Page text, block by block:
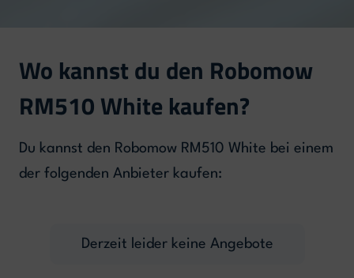
Wo kannst du den Robomow
RM510 White kaufen?
Du kannst den Robomow RM510 White bei einem
der folgenden Anbieter kaufen:
Derzeit leider keine Angebote